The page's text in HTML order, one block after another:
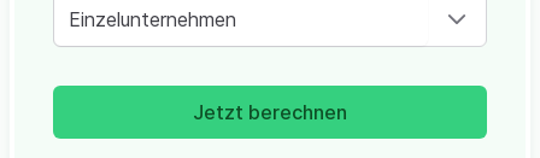
Einzelunternehmen
Jetzt berechnen